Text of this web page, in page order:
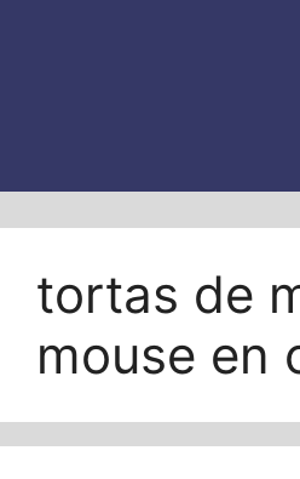
tortas de
mouse en